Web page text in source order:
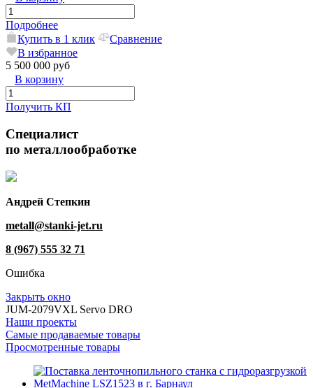
Подробнее
Купить в 1 клик
Сравнение
В избранное
5 500 000 руб
В корзину
Получить КП
Специалист
по металлообработке
Андрей Степкин
metall@stanki-jet.ru
8 (967) 555 32 71
Ошибка
Закрыть окно
JUM-2079VXL Servo DRO
Наши проекты
Самые продаваемые товары
Просмотренные товары